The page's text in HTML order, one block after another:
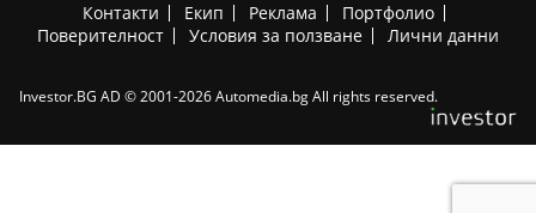
Контакти Екип Реклама
Портфолио
Поверителност
Условия за ползване Лични данни
Investor.BG AD © 2001-2026 Automedia.bg All rights reserved.